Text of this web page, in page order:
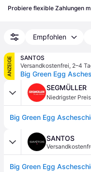
Probiere flexible Zahlungen
Empfohlen
ANZEIGE
SANTOS
Versandkostenfrei, 2–4
SEGMÜLLER
Niedrigster Preis
SANTOS